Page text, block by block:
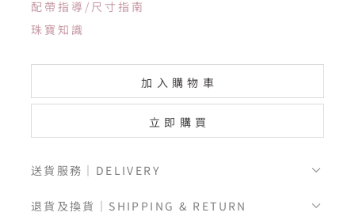
配帶指導/尺寸指南
珠寶知識
加入購物車
立即購買
送貨服務｜DELIVERY
退貨及換貨｜SHIPPING & RETURN